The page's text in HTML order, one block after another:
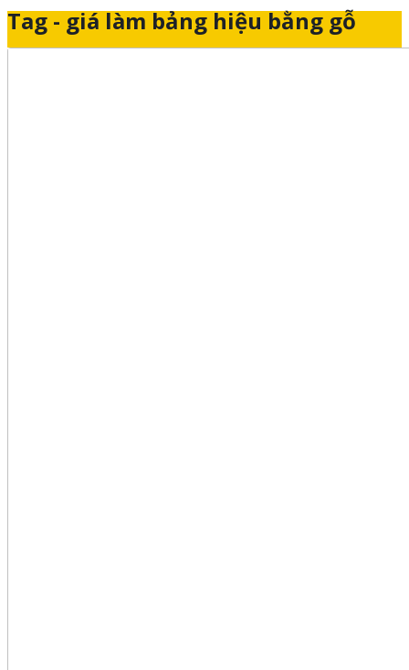
Tag - giá làm bảng hiệu bằng gỗ